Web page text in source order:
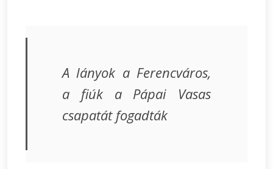
A lányok a Ferencváros,
a fiúk a Pápai Vasas
csapatát fogadták